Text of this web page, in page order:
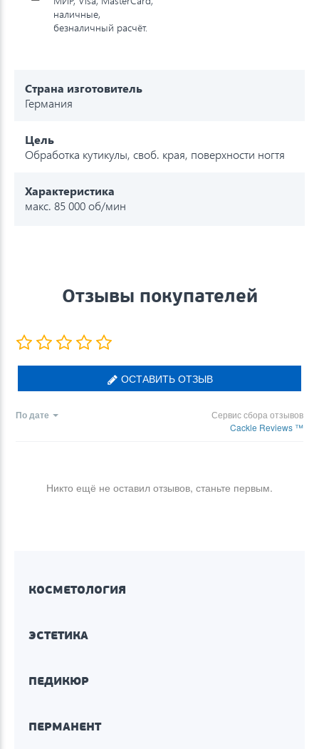
наличные,
безналичный расчёт.
Страна изготовитель
Германия
Цель
Обработка кутикулы, своб. края, поверхности ногтя
Характеристика
макс. 85 000 об/мин
Отзывы покупателей
ОСТАВИТЬ ОТЗЫВ
По дате
Сервис сбора отзывов
Cackle Reviews ™
Никто ещё не оставил отзывов, станьте первым.
КОСМЕТОЛОГИЯ
ЭСТЕТИКА
ПЕДИКЮР
ПЕРМАНЕНТ